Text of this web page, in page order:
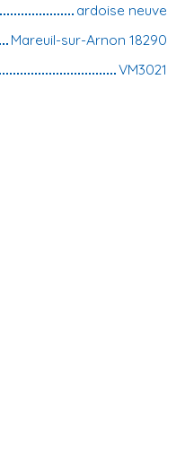
ardoise neuve
Mareuil-sur-Arnon 18290
VM3021